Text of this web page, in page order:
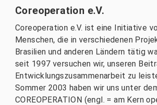
Coreoperation e.V.
Coreoperation e.V. ist eine Initiative
Menschen, die in verschiedenen
Brasilien und anderen Ländern tätig
seit 1997 versuchen wir, unseren
Entwicklungszusammenarbeit zu
Sommer 2003 haben wir uns unter
COREOPERATION (engl. = am Kern